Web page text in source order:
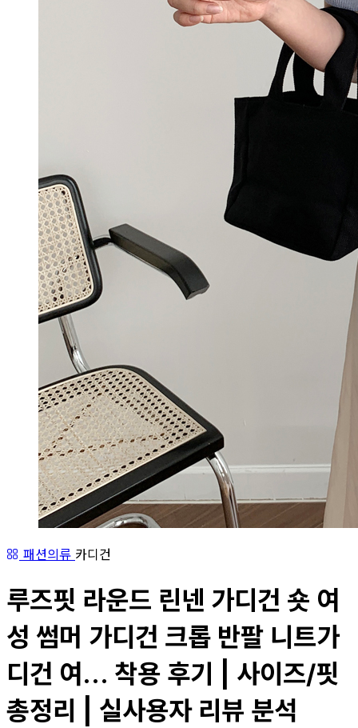
패션의류 카디건
루즈핏 라운드 린넨 가디건 숏 여
성 썸머 가디건 크롭 반팔 니트가
디건 여... 착용 후기 | 사이즈/핏
총정리 | 실사용자 리뷰 분석